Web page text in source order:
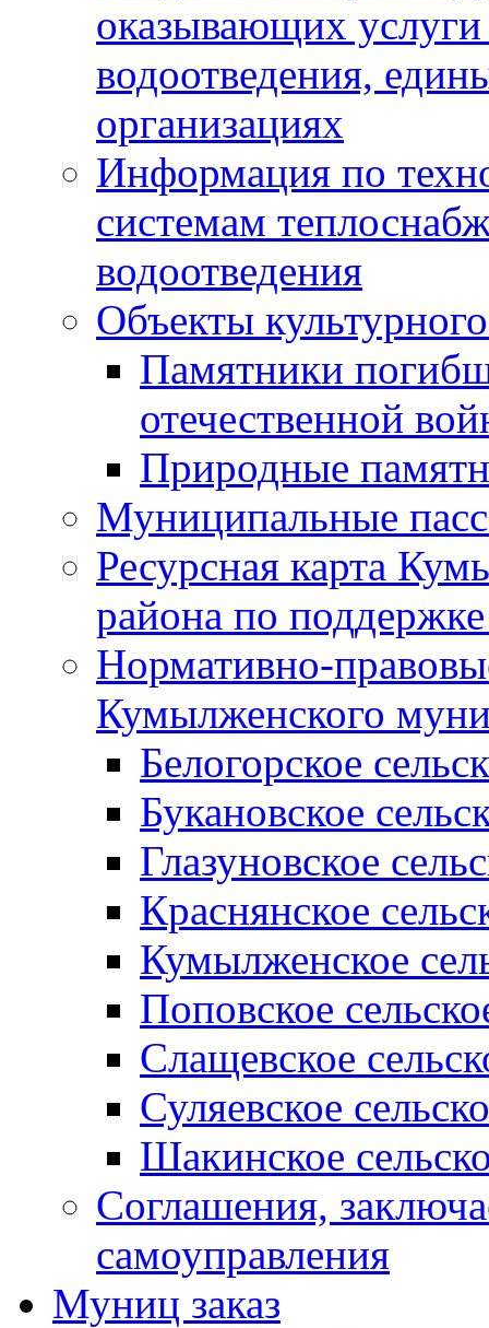
оказывающих
водоотведения,
организациях
Информация по
системам
водоотведения
Объекты
Памятники
отечественной
Природные
Муниципальные
Ресурсная карта
района по
Нормативно-
Кумылженского
Белогорское
Букановское
Глазуновское
Краснянское
Кумылженское
Поповское
Слащевское
Суляевское
Шакинское
Соглашения,
самоуправления
Муниц заказ